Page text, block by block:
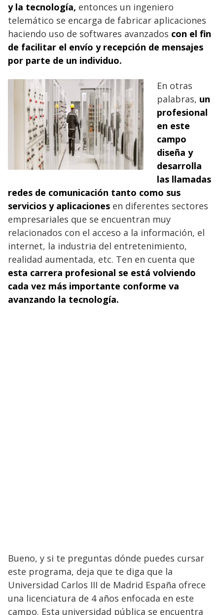
y la tecnología, entonces un ingeniero
telemático se encarga de fabricar aplicaciones
haciendo uso de softwares avanzados con el fin
de facilitar el envío y recepción de mensajes
por parte de un individuo.
En otras
palabras, un
profesional
en este
campo
diseña y
desarrolla
las llamadas
redes de comunicación tanto como sus
servicios y aplicaciones en diferentes sectores
empresariales que se encuentran muy
relacionados con el acceso a la información, el
internet, la industria del entretenimiento,
realidad aumentada, etc. Ten en cuenta que
esta carrera profesional se está volviendo
cada vez más importante conforme va
avanzando la tecnología.
Bueno, y si te preguntas dónde puedes cursar
este programa, deja que te diga que la
Universidad Carlos III de Madrid España ofrece
una licenciatura de 4 años enfocada en este
campo. Esta universidad pública se encuentra